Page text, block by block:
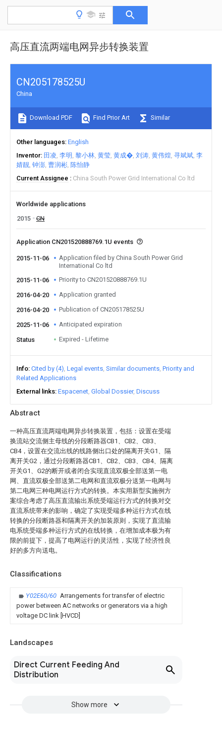
高压直流两端电网异步转换装置
Abstract
一种高压直流两端电网异步转换装置，包括：设置在受端
换流站交流侧主母线的分段断路器CB1、CB2、CB3、
CB4，设置在交流出线的线路侧出口处的隔离开关G1、隔
离开关G2，通过分段断路器CB1、CB2、CB3、CB4、隔离
开关G1、G2的断开或者闭合实现直流双极全部送第一电
网、直流双极全部送第二电网和直流双极分送第一电网与
第二电网三种电网运行方式的转换。本实用新型实施例方
案综合考虑了高压直流输出系统受端运行方式的转换对交
直流系统带来的影响，确定了实现受端多种运行方式在线
转换的分段断路器和隔离开关的加装原则，实现了直流输
电系统受端多种运行方式的在线转换，在增加成本极为有
限的前提下，提高了电网运行的灵活性，实现了经济性良
好的多方向送电。
Classifications
Y02E60/60 Arrangements for transfer of electric
power between AC networks or generators via a high
voltage DC link [HVCD]
Landscapes
Direct Current Feeding And
Distribution
Show more
CN205178525U
China
Download PDF Find Prior Art Similar
Other languages English
Inventor 田凌 李明 黎小林 黄莹 黄成� 刘涛 黄伟煌 寻斌斌 李
婧靓 钟澎 曹润彬 陈怡静
Current Assignee
China South Power Grid International Co ltd
Worldwide applications
2015
CN
Application CN201520888769.1U events
2015-11-06
Application filed by China South Power Grid
International Co ltd
2015-11-06
Priority to CN201520888769.1U
2016-04-20 Application granted
2016-04-20 Publication of CN205178525U
2025-11-06 Anticipated expiration
Status Expired - Lifetime
Info Cited by (4) Legal events Similar documents Priority and
Related Applications
External links Espacenet Global Dossier Discuss